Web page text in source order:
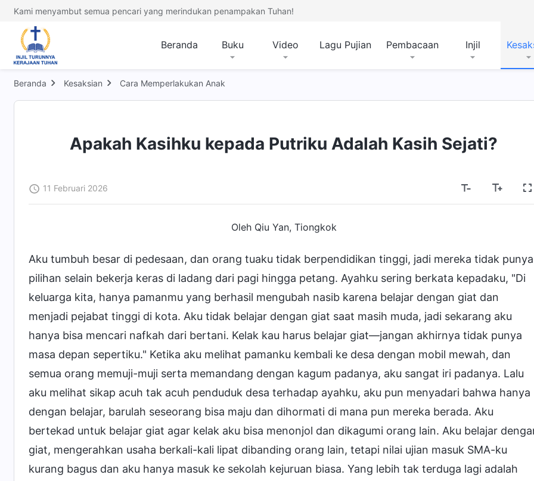
Kami menyambut semua pencari yang merindukan penampakan Tuhan!
Beranda Buku Video Lagu Pujian Pembacaan Injil
Beranda Kesaksian Cara Memperlakukan Anak
Apakah Kasihku kepada Putriku Adalah Kasih Sejati?
11 Februari 2026
Oleh Qiu Yan, Tiongkok
Aku tumbuh besar di pedesaan, dan orang tuaku tidak berpendidikan tinggi, jadi mereka tidak punya
pilihan selain bekerja keras di ladang dari pagi hingga petang. Ayahku sering berkata kepadaku, "Di
keluarga kita, hanya pamanmu yang berhasil mengubah nasib karena belajar dengan giat dan
menjadi pejabat tinggi di kota. Aku tidak belajar dengan giat saat masih muda, jadi sekarang aku
hanya bisa mencari nafkah dari bertani. Kelak kau harus belajar giat—jangan akhirnya tidak punya
masa depan sepertiku." Ketika aku melihat pamanku kembali ke desa dengan mobil mewah, dan
semua orang memuji-muji serta memandang dengan kagum padanya, aku sangat iri padanya. Lalu
aku melihat sikap acuh tak acuh penduduk desa terhadap ayahku, aku pun menyadari bahwa hanya
dengan belajar, barulah seseorang bisa maju dan dihormati di mana pun mereka berada. Aku
bertekad untuk belajar giat agar kelak aku bisa menonjol dan dikagumi orang lain. Aku belajar
giat, mengerahkan usaha berkali-kali lipat dibanding orang lain, tetapi nilai ujian masuk SMA-ku
kurang bagus dan aku hanya masuk ke sekolah kejuruan biasa. Yang lebih tak terduga lagi adalah